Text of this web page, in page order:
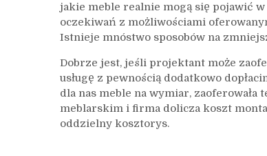
jakie meble realnie mogą się pojawić
oczekiwań z możliwościami
Istnieje mnóstwo sposobów na
Dobrze jest, jeśli projektant może
usługę z pewnością dodatkowo
dla nas meble na wymiar,
meblarskim i firma dolicza koszt
oddzielny kosztorys.